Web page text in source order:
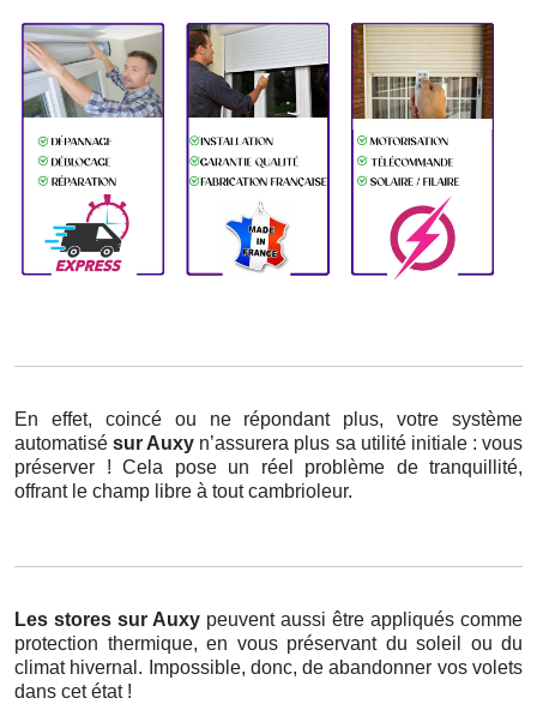
En effet, coincé ou ne répondant plus, votre système
automatisésur Auxy n’assurera plus sa utilité initiale : vous
préserver ! Cela pose un réel problème de tranquillité,
offrant le champ libre à tout cambrioleur.
Les stores sur Auxy peuvent aussi être appliqués comme
protection thermique, en vous préservant du soleil ou du
climat hivernal. Impossible, donc, de abandonner vos volets
dans cet état !